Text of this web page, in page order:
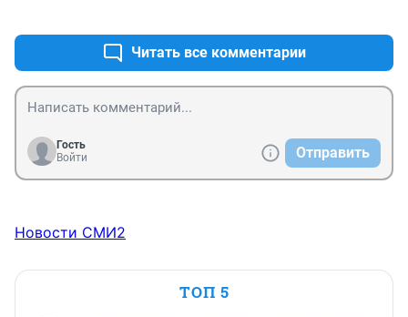
Читать все комментарии
Гость
Войти
Отправить
Новости СМИ2
ТОП 5